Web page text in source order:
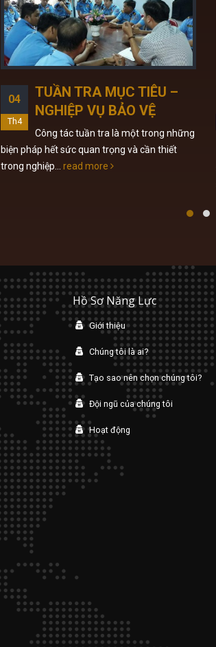
04
Th4
TUẦN TRA MỤC TIÊU –
NGHIỆP VỤ BẢO VỆ
Công tác tuần tra là một trong những
biện pháp hết sức quan trọng và cần thiết
trong nghiệp... read more
Hồ Sơ Năng Lực
Giới thiệu
Chúng tôi là ai?
Tạo sao nên chọn chúng tôi?
Đội ngũ của chúng tôi
Hoạt động